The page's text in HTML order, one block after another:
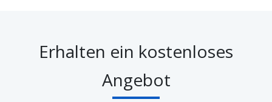
Erhalten ein kostenloses
Angebot